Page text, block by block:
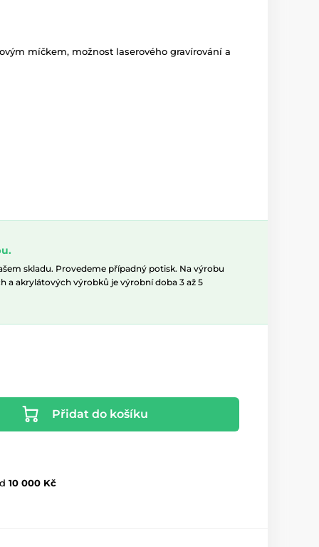
míčkem, možnost laserového gravírování a
skladu. Provedeme případný potisk. Na výrobu
a akrylátových výrobků je výrobní doba 3 až 5
Přidat do košíku
10 000 Kč